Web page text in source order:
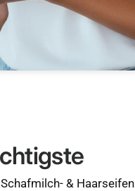
& Haarseifen